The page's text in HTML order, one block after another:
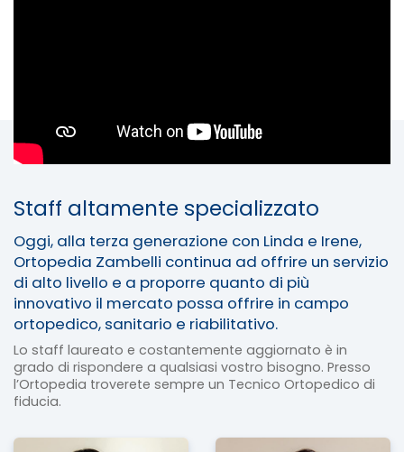
Staff altamente specializzato
Oggi, alla terza generazione con Linda e Irene,
Ortopedia Zambelli continua ad offrire un servizio
di alto livello e a proporre quanto di più
innovativo il mercato possa offrire in campo
ortopedico, sanitario e riabilitativo.
Lo staff laureato e costantemente aggiornato è in
grado di rispondere a qualsiasi vostro bisogno. Presso
l’Ortopedia troverete sempre un Tecnico Ortopedico di
fiducia.